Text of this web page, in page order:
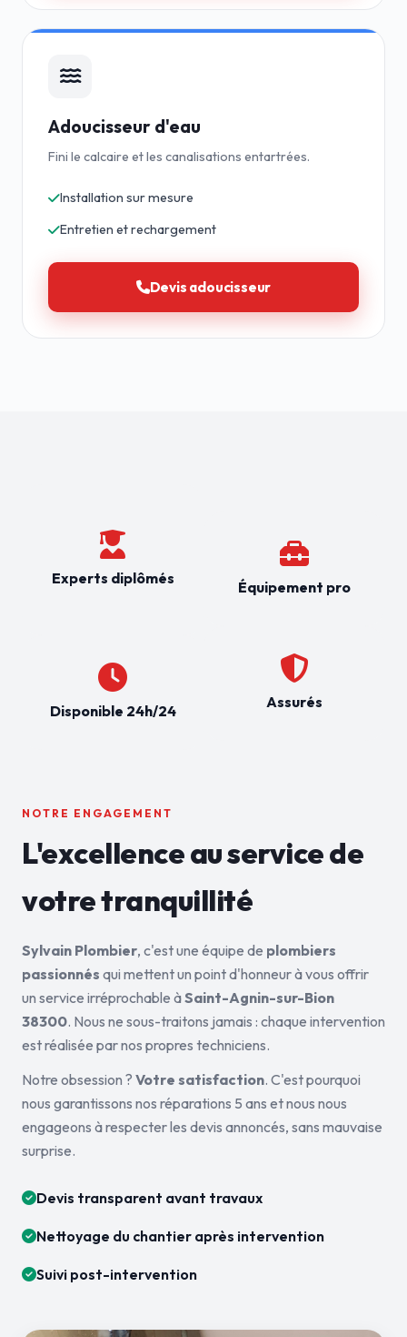
Adoucisseur d'eau
Fini le calcaire et les canalisations entartrées.
Installation sur mesure
Entretien et rechargement
Devis adoucisseur
Experts diplômés
Disponible 24h/24
Équipement pro
Assurés
NOTRE ENGAGEMENT
L'excellence au service de
votre tranquillité
Sylvain Plombier, c'est une équipe de plombiers
passionnés qui mettent un point d'honneur à vous offrir
un service irréprochable àSaint-Agnin-sur-Bion
38300. Nous ne sous-traitons jamais : chaque intervention
est réalisée par nos propres techniciens.
Notre obsession ? Votre satisfaction. C'est pourquoi
nous garantissons nos réparations 5 ans et nous nous
engageons à respecter les devis annoncés, sans mauvaise
surprise.
Devis transparent avant travaux
Nettoyage du chantier après intervention
Suivi post-intervention